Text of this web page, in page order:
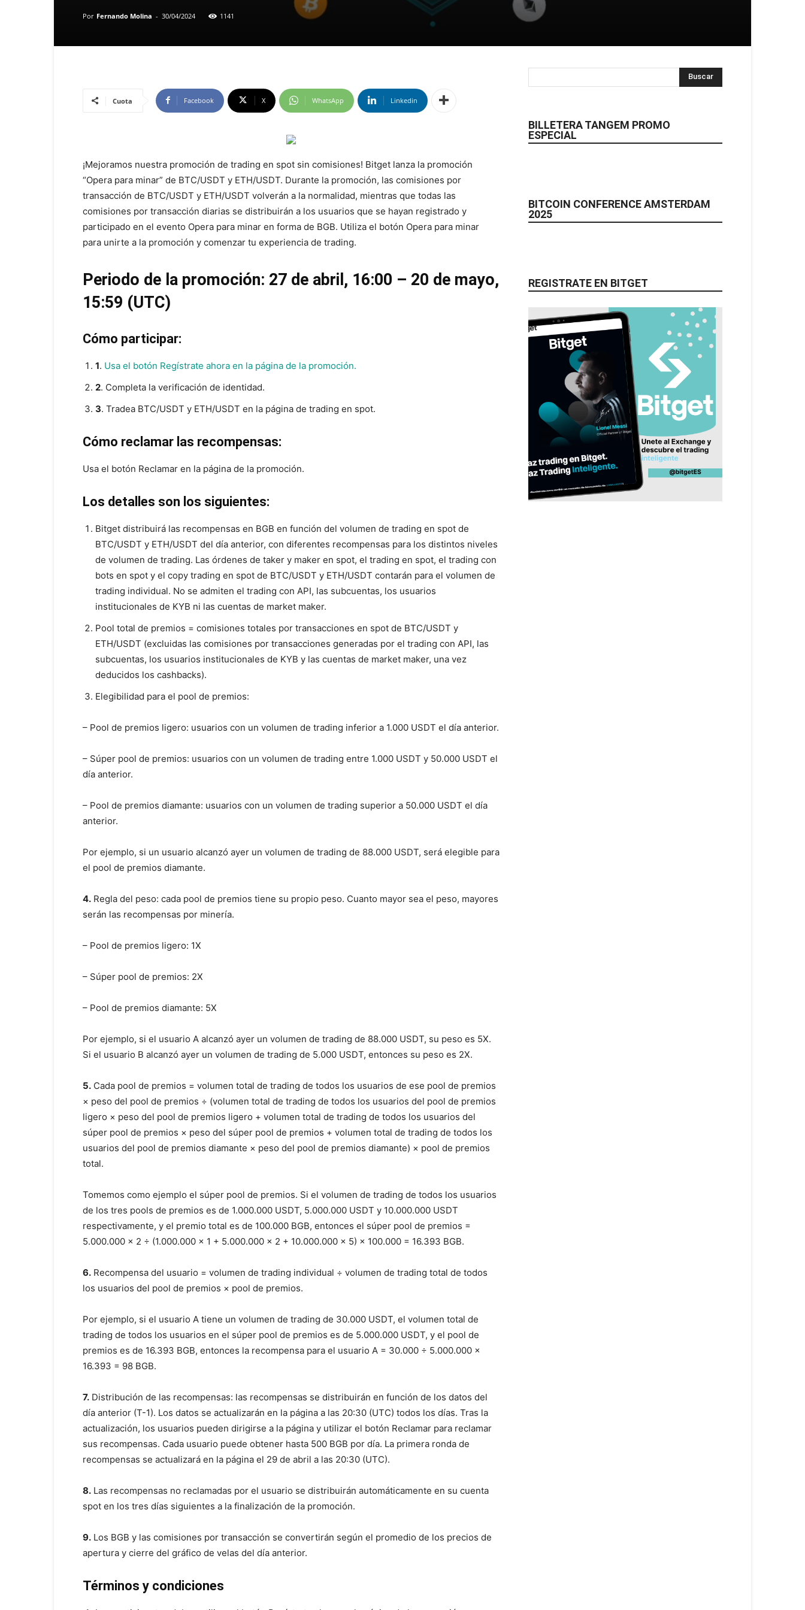
Por Fernando Molina - 30/04/2024 1141
Cuota Facebook X WhatsApp Linkedin
¡Mejoramos nuestra promoción de trading en spot sin comisiones! Bitget lanza la promoción
“Opera para minar” de BTC/USDT y ETH/USDT. Durante la promoción, las comisiones por
transacción de BTC/USDT y ETH/USDT volverán a la normalidad, mientras que todas las
comisiones por transacción diarias se distribuirán a los usuarios que se hayan registrado y
participado en el evento Opera para minar en forma de BGB. Utiliza el botón Opera para minar
para unirte a la promoción y comenzar tu experiencia de trading.
Periodo de la promoción: 27 de abril, 16:00 – 20 de mayo,
15:59 (UTC)
Cómo participar:
1. Usa el botón Regístrate ahora en la página de la promoción.
2. Completa la verificación de identidad.
3. Tradea BTC/USDT y ETH/USDT en la página de trading en spot.
Cómo reclamar las recompensas:
Usa el botón Reclamar en la página de la promoción.
Los detalles son los siguientes:
Bitget distribuirá las recompensas en BGB en función del volumen de trading en spot de
BTC/USDT y ETH/USDT del día anterior, con diferentes recompensas para los distintos niveles
de volumen de trading. Las órdenes de taker y maker en spot, el trading en spot, el trading con
bots en spot y el copy trading en spot de BTC/USDT y ETH/USDT contarán para el volumen de
trading individual. No se admiten el trading con API, las subcuentas, los usuarios
institucionales de KYB ni las cuentas de market maker.
Pool total de premios = comisiones totales por transacciones en spot de BTC/USDT y
ETH/USDT (excluidas las comisiones por transacciones generadas por el trading con API, las
subcuentas, los usuarios institucionales de KYB y las cuentas de market maker, una vez
deducidos los cashbacks).
Elegibilidad para el pool de premios:
– Pool de premios ligero: usuarios con un volumen de trading inferior a 1.000 USDT el día anterior.
– Súper pool de premios: usuarios con un volumen de trading entre 1.000 USDT y 50.000 USDT el
día anterior.
– Pool de premios diamante: usuarios con un volumen de trading superior a 50.000 USDT el día
anterior.
Por ejemplo, si un usuario alcanzó ayer un volumen de trading de 88.000 USDT, será elegible para
el pool de premios diamante.
4. Regla del peso: cada pool de premios tiene su propio peso. Cuanto mayor sea el peso, mayores
serán las recompensas por minería.
– Pool de premios ligero: 1X
– Súper pool de premios: 2X
– Pool de premios diamante: 5X
Por ejemplo, si el usuario A alcanzó ayer un volumen de trading de 88.000 USDT, su peso es 5X.
Si el usuario B alcanzó ayer un volumen de trading de 5.000 USDT, entonces su peso es 2X.
5. Cada pool de premios = volumen total de trading de todos los usuarios de ese pool de premios
× peso del pool de premios ÷ (volumen total de trading de todos los usuarios del pool de premios
ligero × peso del pool de premios ligero + volumen total de trading de todos los usuarios del
súper pool de premios × peso del súper pool de premios + volumen total de trading de todos los
usuarios del pool de premios diamante × peso del pool de premios diamante) × pool de premios
total.
Tomemos como ejemplo el súper pool de premios. Si el volumen de trading de todos los usuarios
de los tres pools de premios es de 1.000.000 USDT, 5.000.000 USDT y 10.000.000 USDT
respectivamente, y el premio total es de 100.000 BGB, entonces el súper pool de premios =
5.000.000 × 2 ÷ (1.000.000 × 1 + 5.000.000 × 2 + 10.000.000 × 5) × 100.000 = 16.393 BGB.
6. Recompensa del usuario = volumen de trading individual ÷ volumen de trading total de todos
los usuarios del pool de premios × pool de premios.
Por ejemplo, si el usuario A tiene un volumen de trading de 30.000 USDT, el volumen total de
trading de todos los usuarios en el súper pool de premios es de 5.000.000 USDT, y el pool de
premios es de 16.393 BGB, entonces la recompensa para el usuario A = 30.000 ÷ 5.000.000 ×
16.393 = 98 BGB.
7. Distribución de las recompensas: las recompensas se distribuirán en función de los datos del
día anterior (T-1). Los datos se actualizarán en la página a las 20:30 (UTC) todos los días. Tras la
actualización, los usuarios pueden dirigirse a la página y utilizar el botón Reclamar para reclamar
sus recompensas. Cada usuario puede obtener hasta 500 BGB por día. La primera ronda de
recompensas se actualizará en la página el 29 de abril a las 20:30 (UTC).
8. Las recompensas no reclamadas por el usuario se distribuirán automáticamente en su cuenta
spot en los tres días siguientes a la finalización de la promoción.
9. Los BGB y las comisiones por transacción se convertirán según el promedio de los precios de
apertura y cierre del gráfico de velas del día anterior.
Términos y condiciones
BILLETERA TANGEM PROMO
ESPECIAL
BITCOIN CONFERENCE AMSTERDAM
2025
REGISTRATE EN BITGET